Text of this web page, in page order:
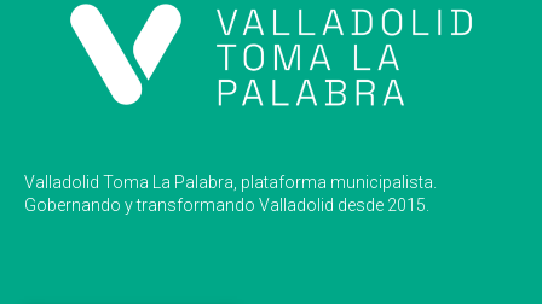
Valladolid Toma La Palabra, plataforma municipalista.
Gobernando y transformando Valladolid desde 2015.